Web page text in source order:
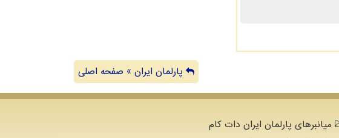
پارلمان ایران » صفحه اصلی
میانبرهای پارلمان ایران دات کام